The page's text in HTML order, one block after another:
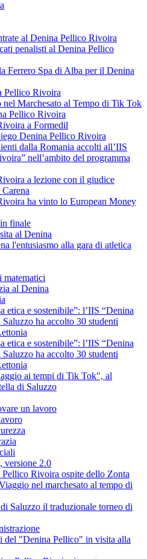
al Denina Pellico Rivoira
penalisti al Denina Pellico
Ferrero Spa di Alba per il Denina
Pellico Rivoira
Marchesato al Tempo di Tik Tok
Pellico Rivoira
a Formedil
Denina Pellico Rivoira
dalla Romania accolti all’IIS
nell’ambito del programma
a lezione con il giudice
ha vinto lo European Money
finale
al Denina
l'entusiasmo alla gara di atletica
matematici
al Denina
etica e sostenibile”: l’IIS “Denina
ha accolto 30 studenti
etica e sostenibile”: l’IIS “Denina
ha accolto 30 studenti
ai tempi di Tik Tok", al
di Saluzzo
un lavoro
versione 2.0
Rivoira ospite dello Zonta
nel marchesato al tempo di
Saluzzo il traduzionale torneo di
del "Denina Pellico" in visita alla